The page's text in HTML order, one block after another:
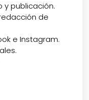
y publicación.
de
e Instagram.